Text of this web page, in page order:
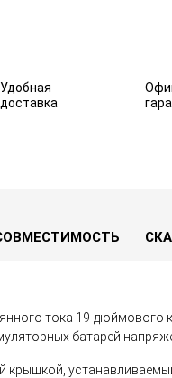
Удобная
доставка
тока 19-дюймового
батарей
крышкой,